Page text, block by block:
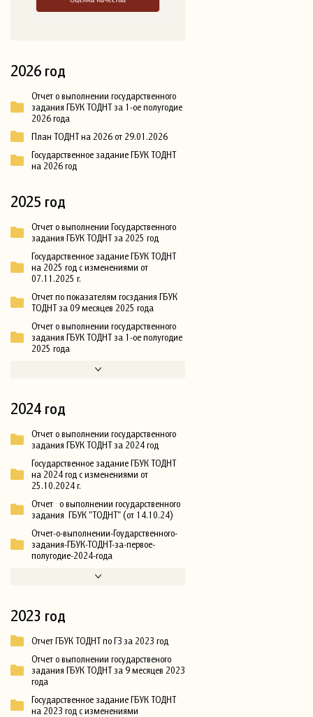
2026 год
Отчет о выполнении государственного
задания ГБУК ТОДНТ за 1-ое полугодие
2026 года
План ТОДНТ на 2026 от 29.01.2026
Государственное задание ГБУК ТОДНТ
на 2026 год
2025 год
Отчет о выполнении Государственного
задания ГБУК ТОДНТ за 2025 год
Государственное задание ГБУК ТОДНТ
на 2025 год с изменениями от
07.11.2025 г.
Отчет по показателям госздания ГБУК
ТОДНТ за 09 месяцев 2025 года
Отчет о выполнении государственного
задания ГБУК ТОДНТ за 1-ое полугодие
2025 года
2024 год
Отчет о выполнении государственного
задания ГБУК ТОДНТ за 2024 год
Государственное задание ГБУК ТОДНТ
на 2024 год с изменениями от
25.10.2024 г.
Отчет о выполнении государственного
задания ГБУК "ТОДНТ" (от 14.10.24)
Отчет-о-выполнении-Гоударственного-
задания-ГБУК-ТОДНТ-за-первое-
полугодие-2024-года
2023 год
Отчет ГБУК ТОДНТ по ГЗ за 2023 год
Отчет о выполнении государственого
задания ГБУК ТОДНТ за 9 месяцев 2023
года
Государственное задание ГБУК ТОДНТ
на 2023 год с изменениями